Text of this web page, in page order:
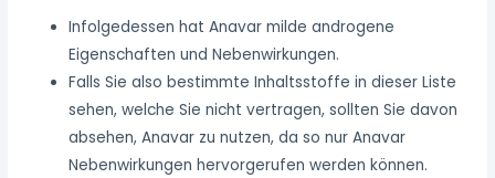
Infolgedessen hat Anavar milde androgene
Eigenschaften und Nebenwirkungen.
Falls Sie also bestimmte Inhaltsstoffe in dieser Liste
sehen, welche Sie nicht vertragen, sollten Sie davon
absehen, Anavar zu nutzen, da so nur Anavar
Nebenwirkungen hervorgerufen werden können.